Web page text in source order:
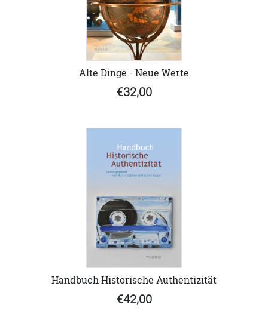
Alte Dinge - Neue Werte
€32,00
Handbuch Historische Authentizität
€42,00